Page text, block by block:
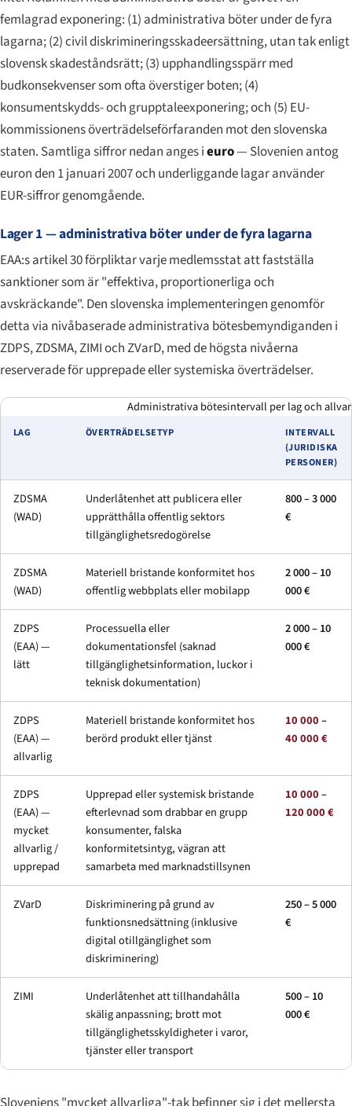
femlagrad exponering: (1) administrativa böter under de fyra
lagarna; (2) civil diskrimineringsskadeersättning, utan tak enligt
slovensk skadeståndsrätt; (3) upphandlingsspärr med
budkonsekvenser som ofta överstiger boten; (4)
konsumentskydds- och grupptaleexponering; och (5) EU-
kommissionens överträdelseförfaranden mot den slovenska
staten. Samtliga siffror nedan anges ieuro— Slovenien antog
euron den 1 januari 2007 och underliggande lagar använder
EUR-siffror genomgående.
Lager 1 — administrativa böter under de fyra lagarna
EAA:s artikel 30 förpliktar varje medlemsstat att fastställa
sanktioner som är "effektiva, proportionerliga och
avskräckande". Den slovenska implementeringen genomför
detta via nivåbaserade administrativa bötesbemyndiganden i
ZDPS, ZDSMA, ZIMI och ZVarD, med de högsta nivåerna
reserverade för upprepade eller systemiska överträdelser.
Administrativa bötesintervall per lag och
LAG ÖVERTRÄDELSETYP
INTERVALL
(JURIDISKA
PERSONER)
ZDSMA
(WAD)
Underlåtenhet att publicera eller
upprätthålla offentlig sektors
tillgänglighetsredogörelse
800 – 3 000
€
ZDSMA
(WAD)
Materiell bristande konformitet hos
offentlig webbplats eller mobilapp
2 000 – 10
000 €
ZDPS
(EAA) —
lätt
Processuella eller
dokumentationsfel (saknad
tillgänglighetsinformation, luckor i
teknisk dokumentation)
2 000 – 10
000 €
ZDPS
(EAA) —
allvarlig
Materiell bristande konformitet hos
berörd produkt eller tjänst
10 000 –
40 000 €
ZDPS
(EAA) —
mycket
allvarlig /
upprepad
Upprepad eller systemisk bristande
efterlevnad som drabbar en grupp
konsumenter, falska
konformitetsintyg, vägran att
samarbeta med marknadstillsynen
10 000 –
120 000 €
ZVarD
Diskriminering på grund av
funktionsnedsättning (inklusive
digital otillgänglighet som
diskriminering)
250 – 5 000
€
ZIMI
Underlåtenhet att tillhandahålla
skälig anpassning; brott mot
tillgänglighetsskyldigheter i varor,
tjänster eller transport
500 – 10
000 €